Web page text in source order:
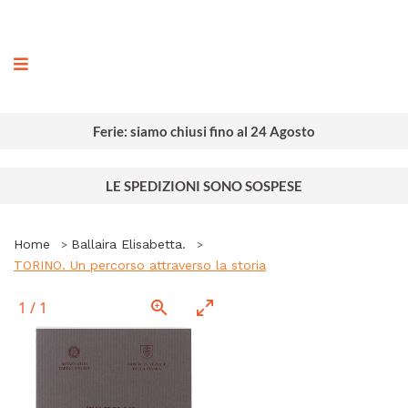
Ferie: siamo chiusi fino al 24 Agosto
LE SPEDIZIONI SONO SOSPESE
Home
Ballaira Elisabetta.
TORINO. Un percorso attraverso la storia
1 / 1